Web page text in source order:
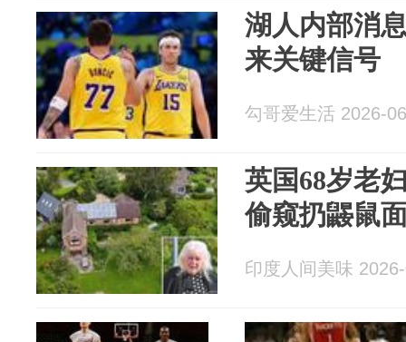
湖人内部消
来关键信号
勾哥爱生活 2026-
英国68岁老
偷窥扔鼹鼠
印度人间美味